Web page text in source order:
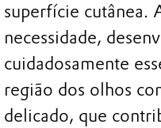
superfície cutânea.
necessidade,
cuidadosamente
região dos olhos
delicado, que